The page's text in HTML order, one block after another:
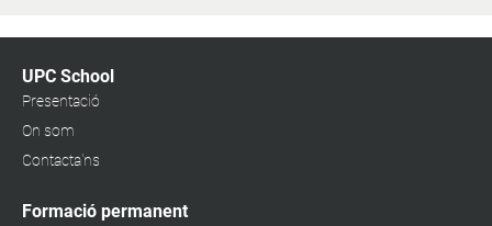
UPC School
Presentació
On som
Contacta'ns
Formació permanent